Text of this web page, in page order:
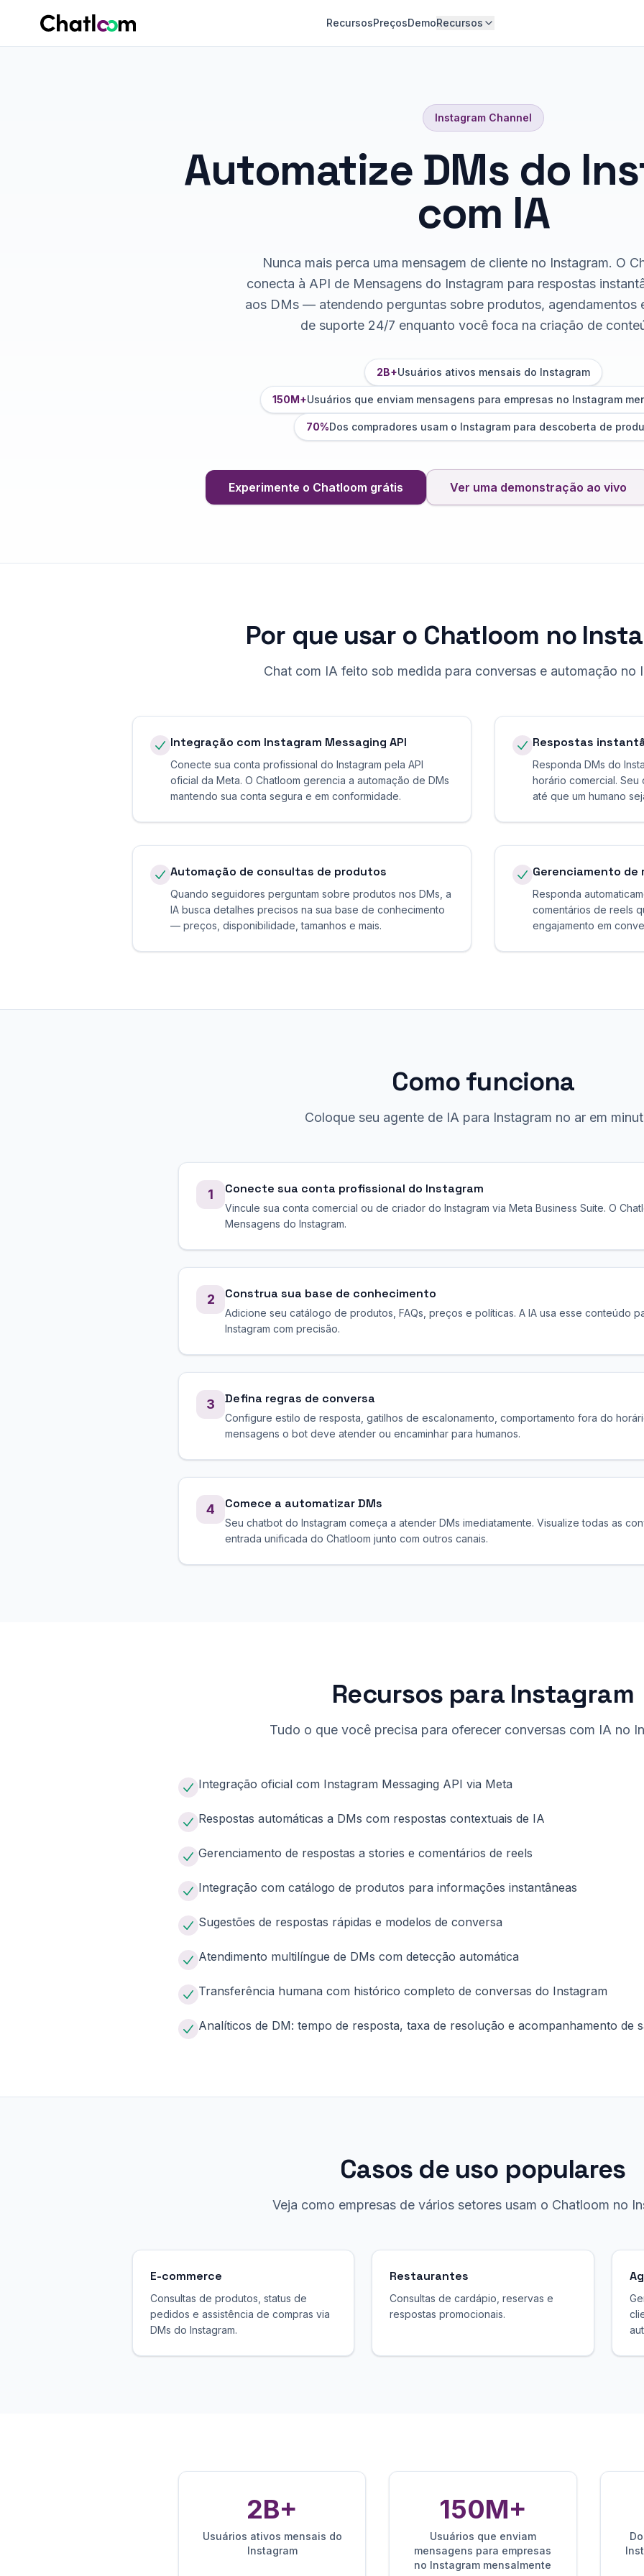
RecursosPreçosDemoRecursos
InstagramChannel
Automatize DMs do
com IA
Nunca mais perca uma mensagem de cliente no Instagram. O
conecta à API de Mensagens do Instagram para respostas
aos DMs — atendendo perguntas sobre produtos, agendamentos
de suporte 24/7 enquanto você foca na criação de
2B+Usuários ativos mensais do Instagram
150M+Usuários que enviam mensagens para empresas no Instagram
70%Dos compradores usam o Instagram para descoberta de
Experimente o Chatloom grátis Ver uma demonstração ao vivo
Por que usar o Chatloom no
Chat com IA feito sob medida para conversas e automação no
Integração com Instagram Messaging API
Conecte sua conta profissional do Instagram pela API
oficial da Meta. O Chatloom gerencia a automação de DMs
mantendo sua conta segura e em conformidade.
Respostas
Responda DMs do
horário comercial.
até que um humano
Automação de consultas de produtos
Quando seguidores perguntam sobre produtos nos DMs, a
IA busca detalhes precisos na sua base de conhecimento
— preços, disponibilidade, tamanhos e mais.
Gerenciamento
Responda
comentários de reels
engajamento em
Como funciona
Coloque seu agente de IA para Instagram no ar em
1 Conecte sua conta profissional do Instagram
Vincule sua conta comercial ou de criador do Instagram via Meta Business Suite. O
Mensagens do Instagram.
2 Construa sua base de conhecimento
Adicione seu catálogo de produtos, FAQs, preços e políticas. A IA usa esse conteúdo
Instagram com precisão.
3 Defina regras de conversa
Configure estilo de resposta, gatilhos de escalonamento, comportamento fora do
mensagens o bot deve atender ou encaminhar para humanos.
4 Comece a automatizar DMs
Seu chatbot do Instagram começa a atender DMs imediatamente. Visualize todas as
entrada unificada do Chatloom junto com outros canais.
Recursos para Instagram
Tudo o que você precisa para oferecer conversas com IA no
Integração oficial com Instagram Messaging API via Meta
Respostas automáticas a DMs com respostas contextuais de IA
Gerenciamento de respostas a stories e comentários de reels
Integração com catálogo de produtos para informações instantâneas
Sugestões de respostas rápidas e modelos de conversa
Atendimento multilíngue de DMs com detecção automática
Transferência humana com histórico completo de conversas do Instagram
Analíticos de DM: tempo de resposta, taxa de resolução e acompanhamento de
Casos de uso populares
Veja como empresas de vários setores usam o Chatloom no
E-commerce
Consultas de produtos, status de
pedidos e assistência de compras via
DMs do Instagram.
Restaurantes
Consultas de cardápio, reservas e
respostas promocionais.
2B+
Usuários ativos mensais do
Instagram
150M+
Usuários que enviam
mensagens para empresas
no Instagram mensalmente